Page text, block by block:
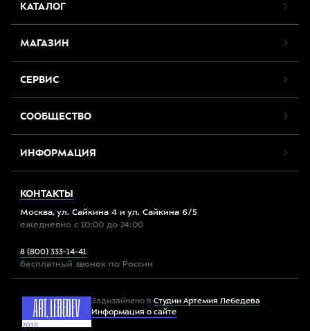
КАТАЛОГ
МАГАЗИН
СЕРВИС
СООБЩЕСТВО
ИНФОРМАЦИЯ
КОНТАКТЫ
Москва, ул. Сайкина 4 и ул. Сайкина 6/5
ежедневно с 10:00 до 24:00
8 (800) 333-14-41
бесплатный звонок по России
Задизайнено в Студии Артемия Лебедева
Информация о сайте